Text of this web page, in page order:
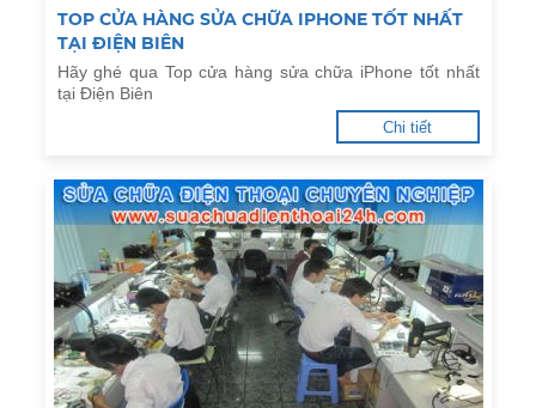
TOP CỬA HÀNG SỬA CHỮA IPHONE TỐT NHẤT
TẠI ĐIỆN BIÊN
Hãy ghé qua Top cửa hàng sửa chữa iPhone tốt nhất
tại Điện Biên
Chi tiết